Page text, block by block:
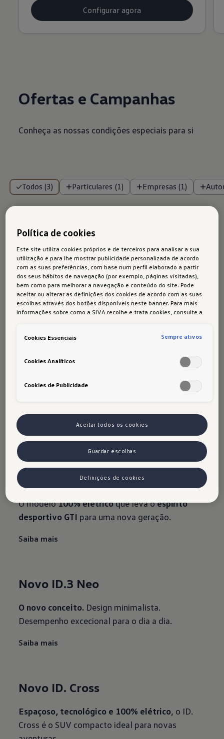
Configurar agora
Ofertas e Campanhas
Conheça as nossas condições especiais para si
Todos (3) Particulares (1) Empresas (1)
Novidades
todas as novidades do momento!
totalmente elétrica.
Saiba mais
Novo ID. Polo GTI
O modelo100% elétricoque leva oespírito
desportivo GTI para uma nova geração.
Saiba mais
Novo ID.3 Neo
O novo conceito. Design minimalista.
Desempenho excecional para o dia a dia.
Saiba mais
Novo ID. Cross
Espaçoso, tecnológico e 100% elétrico, o ID.
Cross é o SUV compacto ideal para novas
Política de cookies
Este site utiliza cookies próprios e de terceiros para analisar a sua
utilização e para lhe mostrar publicidade personalizada de acordo
com as suas preferências, com base num perfil elaborado a partir
dos seus hábitos de navegação (por exemplo, páginas visitadas),
bem como para melhorar a navegação e conteúdo do site. Pode
aceitar ou alterar as definições dos cookies de acordo com as suas
escolhas através dos botões disponíveis neste banner. Para mais
informações sobre como a SIVA recolhe e trata cookies, consulte a
Cookies Essenciais Sempre ativos
Cookies Analíticos
Cookies de Publicidade
Aceitar todos os cookies
Guardar escolhas
Definições de cookies